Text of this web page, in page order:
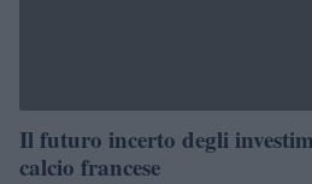
Il futuro incerto degli
calcio francese